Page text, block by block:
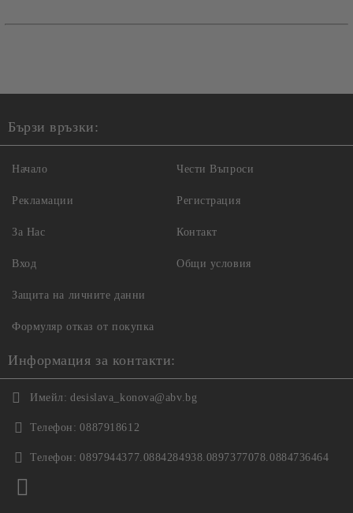
Бързи връзки:
Начало
Рекламации
За Нас
Вход
Чести Въпроси
Регистрация
Контакт
Общи условия
Защита на личните данни
Формуляр отказ от покупка
Информация за контакти:
Имейл: desislava_konova@abv.bg
Телефон: 0887918612
Телефон: 0897944377.0884284938.0897377078.0884736464